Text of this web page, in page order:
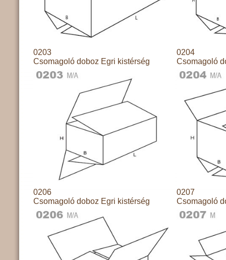
0203
Csomagoló doboz Egri kistérség
0204
Csomagoló
0206
Csomagoló doboz Egri kistérség
0207
Csomagoló